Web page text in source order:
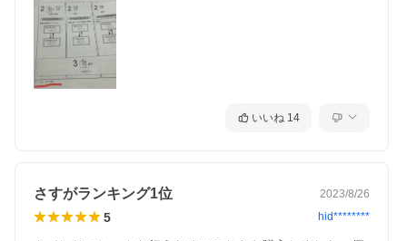
いいね 14
さすがランキング1位 2023/8/26
5 hid********